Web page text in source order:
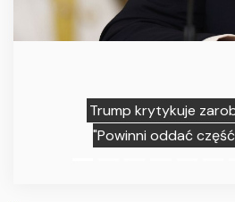
zarobki gigantów.
część pieniędzy"